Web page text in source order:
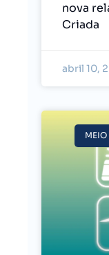
nova
Criada
abril 10,
MEIO